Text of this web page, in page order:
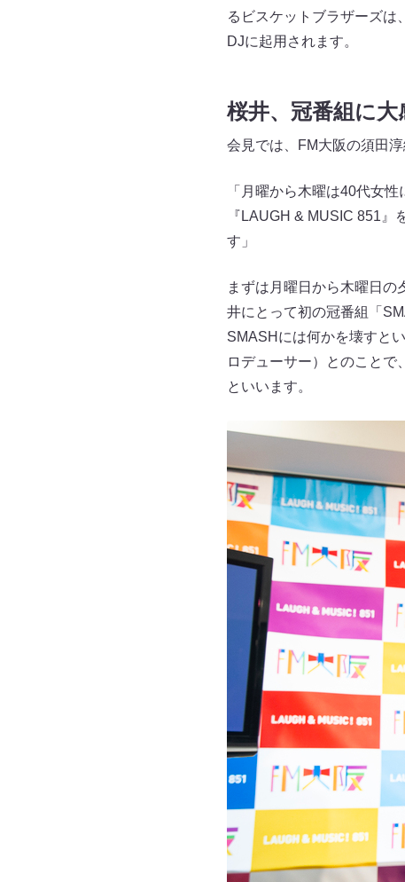
るビスケットブラザーズは
DJに起用されます。
桜井、冠番組に大
会見では、FM大阪の須田
「月曜から木曜は40代女
『LAUGH & MUSIC 851
す」
まずは月曜日から木曜日
井にとって初の冠番組「
SMASHには何かを壊すと
ロデューサー）とのことで
といいます。